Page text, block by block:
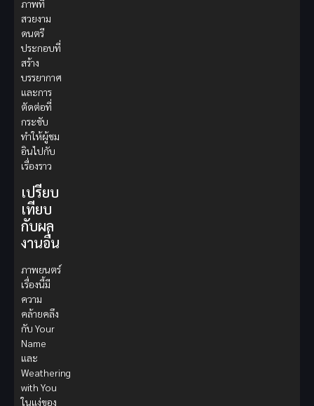
ภาพที่
สวยงาม
ดนตรี
ประกอบที่
สร้าง
บรรยากาศ
และการ
ตัดต่อที่
กระชับ
ทำให้ผู้ชม
อินไปกับ
เรื่องราว
เปรียบ
เทียบ
กับผล
งานอื่น
ภาพยนตร์
เรื่องนี้มี
ความ
คล้ายคลึง
กับ Your
Name
และ
Weathering
with You
ในแง่ของ